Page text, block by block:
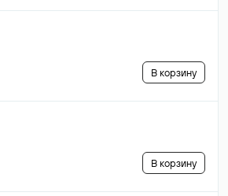
В корзину
В корзину